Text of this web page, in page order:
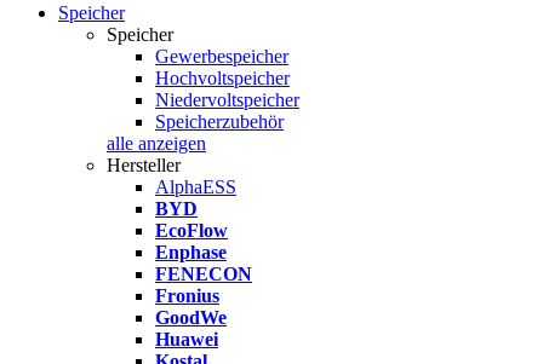
Speicher
Speicher
Gewerbespeicher
Hochvoltspeicher
Niedervoltspeicher
Speicherzubehör
alle anzeigen
Hersteller
AlphaESS
BYD
EcoFlow
Enphase
FENECON
Fronius
GoodWe
Huawei